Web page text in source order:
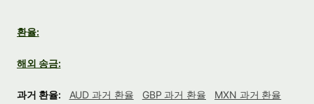
환율:
해외 송금:
과거 환율: AUD 과거 환율 GBP 과거 환율
MXN 과거 환율